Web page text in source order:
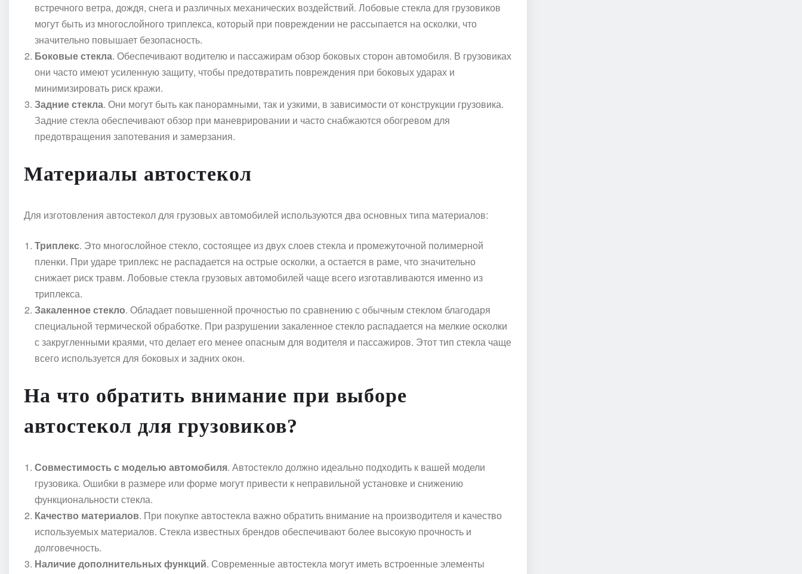
встречного ветра, дождя, снега и различных механических воздействий. Лобовые стекла для грузовиков
могут быть из многослойного триплекса, который при повреждении не рассыпается на осколки, что
значительно повышает безопасность.
Боковые стекла. Обеспечивают водителю и пассажирам обзор боковых сторон автомобиля. В грузовиках
они часто имеют усиленную защиту, чтобы предотвратить повреждения при боковых ударах и
минимизировать риск кражи.
Задние стекла. Они могут быть как панорамными, так и узкими, в зависимости от конструкции грузовика.
Задние стекла обеспечивают обзор при маневрировании и часто снабжаются обогревом для
предотвращения запотевания и замерзания.
Материалы автостекол
Для изготовления автостекол для грузовых автомобилей используются два основных типа материалов:
Триплекс. Это многослойное стекло, состоящее из двух слоев стекла и промежуточной полимерной
пленки. При ударе триплекс не распадается на острые осколки, а остается в раме, что значительно
снижает риск травм. Лобовые стекла грузовых автомобилей чаще всего изготавливаются именно из
триплекса.
Закаленное стекло. Обладает повышенной прочностью по сравнению с обычным стеклом благодаря
специальной термической обработке. При разрушении закаленное стекло распадается на мелкие осколки
с закругленными краями, что делает его менее опасным для водителя и пассажиров. Этот тип стекла чаще
всего используется для боковых и задних окон.
На что обратить внимание при выборе
автостекол для грузовиков?
Совместимость с моделью автомобиля. Автостекло должно идеально подходить к вашей модели
грузовика. Ошибки в размере или форме могут привести к неправильной установке и снижению
функциональности стекла.
Качество материалов. При покупке автостекла важно обратить внимание на производителя и качество
используемых материалов. Стекла известных брендов обеспечивают более высокую прочность и
долговечность.
Наличие дополнительных функций. Современные автостекла могут иметь встроенные элементы